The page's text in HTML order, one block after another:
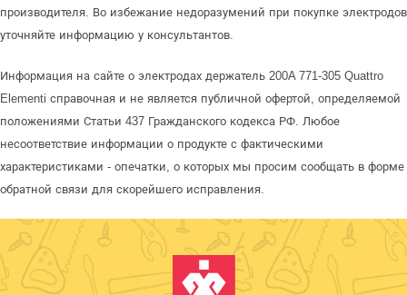
производителя. Во избежание недоразумений при покупке электродов
уточняйте информацию у консультантов.
Информация на сайте о электродах держатель 200A 771-305 Quattro
Elementi справочная и не является публичной офертой, определяемой
положениями Статьи 437 Гражданского кодекса РФ. Любое
несоответствие информации о продукте с фактическими
характеристиками - опечатки, о которых мы просим сообщать в форме
обратной связи для скорейшего исправления.